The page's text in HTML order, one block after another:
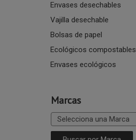
Envases desechables
Vajilla desechable
Bolsas de papel
Ecológicos compostables
Envases ecológicos
Marcas